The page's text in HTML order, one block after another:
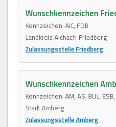
Wunschkennzeichen
Kennzeichen: AIC, FDB
Landkreis Aichach-Friedberg
Zulassungsstelle Friedberg
Wunschkennzeichen
Kennzeichen: AM, AS, BUL,
Stadt Amberg
Zulassungsstelle Amberg